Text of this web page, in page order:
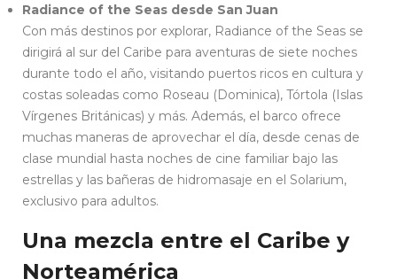
Radiance of the Seas desde San Juan
Con más destinos por explorar, Radiance of the Seas se
dirigirá al sur del Caribe para aventuras de siete noches
durante todo el año, visitando puertos ricos en cultura y
costas soleadas como Roseau (Dominica), Tórtola (Islas
Vírgenes Británicas) y más. Además, el barco ofrece
muchas maneras de aprovechar el día, desde cenas de
clase mundial hasta noches de cine familiar bajo las
estrellas y las bañeras de hidromasaje en el Solarium,
exclusivo para adultos.
Una mezcla entre el Caribe y
Norteamérica